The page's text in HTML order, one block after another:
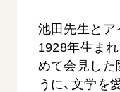
池田先生とア
1928年生ま
めて会見した
うに、文学を